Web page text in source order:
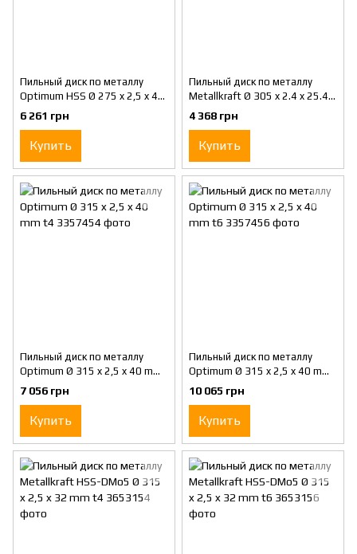
Пильный диск по металлу
Optimum HSS Ø 275 x 2,5 x 40
mm t6
6 261 грн
Купить
Пильный диск по металлу
Metallkraft Ø 305 x 2.4 x 25.4
mm
4 368 грн
Купить
Пильный диск по металлу
Optimum Ø 315 x 2,5 x 40 mm
t4
7 056 грн
Купить
Пильный диск по металлу
Optimum Ø 315 x 2,5 x 40 mm
t6
10 065 грн
Купить